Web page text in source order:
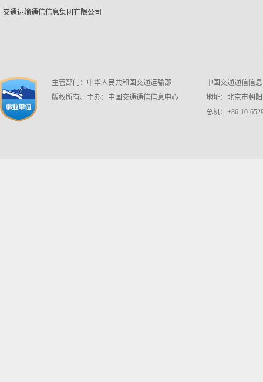
交通运输通信信息集团有限公司
主管部门：中华人民共和国交通运输部
版权所有、主办：中国交通通信信息中心
中国交通通信信
地址：北京市朝
总机：+86-10-